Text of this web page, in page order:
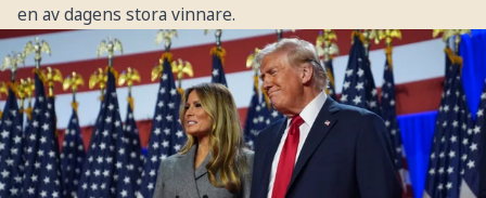
en av dagens stora vinnare.